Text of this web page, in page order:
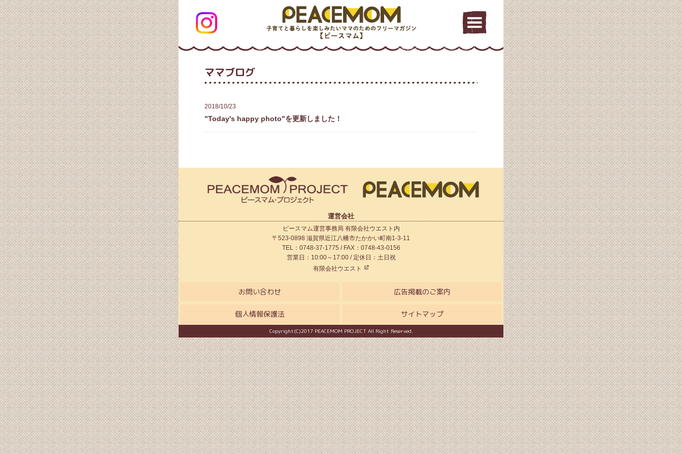
ママブログ
2018/10/23
"Today's happy photo"を更新しました！
運営会社
ピースマム運営事務局 有限会社ウエスト内
〒523-0898 滋賀県近江八幡市たかかい町南1-3-11
TEL：0748-37-1775 / FAX：0748-43-0156
営業日：10:00～17:00 / 定休日：土日祝
有限会社ウエスト
お問い合わせ 広告掲載のご案内
個人情報保護法 サイトマップ
Copyright(C)2017 PEACEMOM PROJECT All Right Reserved.